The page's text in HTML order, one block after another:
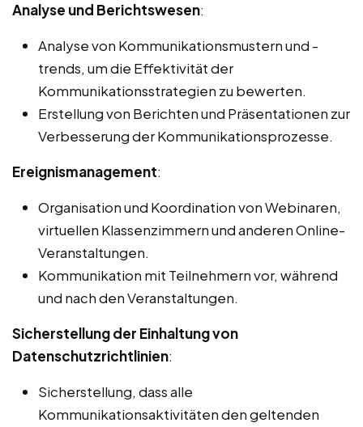
Analyse und Berichtswesen:
Analyse von Kommunikationsmustern und -
trends, um die Effektivität der
Kommunikationsstrategien zu bewerten.
Erstellung von Berichten und Präsentationen zur
Verbesserung der Kommunikationsprozesse.
Ereignismanagement:
Organisation und Koordination von Webinaren,
virtuellen Klassenzimmern und anderen Online-
Veranstaltungen.
Kommunikation mit Teilnehmern vor, während
und nach den Veranstaltungen.
Sicherstellung der Einhaltung von
Datenschutzrichtlinien:
Sicherstellung, dass alle
Kommunikationsaktivitäten den geltenden